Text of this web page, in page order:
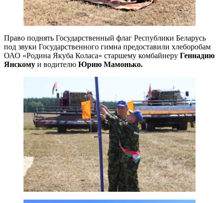
Право поднять Государственный флаг Республики Беларусь
под звуки Государственного гимна предоставили хлеборобам
ОАО «Родина Якуба Коласа» старшему комбайнеру Геннадию
Янскому и водителю Юрию Мамонько.